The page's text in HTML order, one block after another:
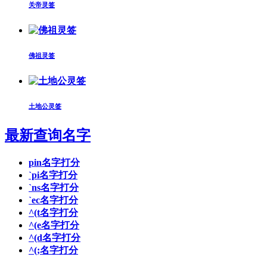
关帝灵签
佛祖灵签
土地公灵签
最新查询名字
pin名字打分
`pi名字打分
`ns名字打分
`ec名字打分
^(t名字打分
^(e名字打分
^(d名字打分
^(;名字打分